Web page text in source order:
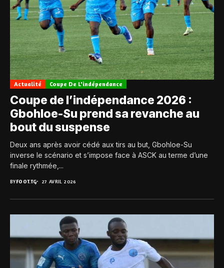
Actualité Coupe De L'indépendance
Coupe de l’indépendance 2026 :
Gbohloe-Su prend sa revanche au
bout du suspense
Deux ans après avoir cédé aux tirs au but, Gbohloe-Su
inverse le scénario et s’impose face à ASCK au terme d’une
finale rythmée,...
BYFOOT.TG 27 AVRIL 2026